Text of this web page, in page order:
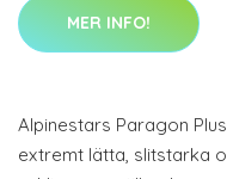
MER INFO!
Alpinestars Paragon
extremt lätta, slitstarka